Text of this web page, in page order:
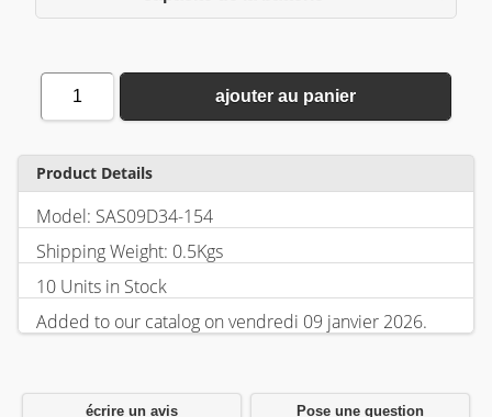
1 ajouter au panier
Product Details
Model: SAS09D34-154
Shipping Weight: 0.5Kgs
10 Units in Stock
Added to our catalog on vendredi 09 janvier 2026.
écrire un avis Pose une question